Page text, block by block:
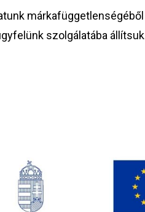
szolgálatába